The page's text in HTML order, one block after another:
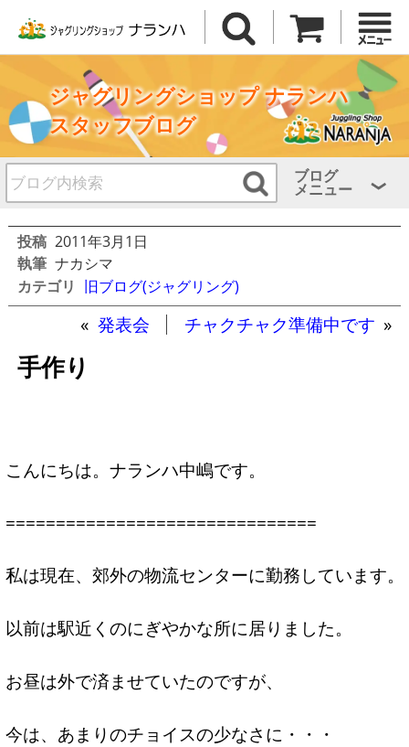
ジャグリングショップ ナランハ
スタッフブログ
ブログ
メニュー
投稿 2011年3月1日
執筆 ナカシマ
カテゴリ 旧ブログ(ジャグリング)
« 発表会 チャクチャク準備中です »
手作り
こんにちは。ナランハ中嶋です。
===============================
私は現在、郊外の物流センターに勤務しています。
以前は駅近くのにぎやかな所に居りました。
お昼は外で済ませていたのですが、
今は、あまりのチョイスの少なさに・・・